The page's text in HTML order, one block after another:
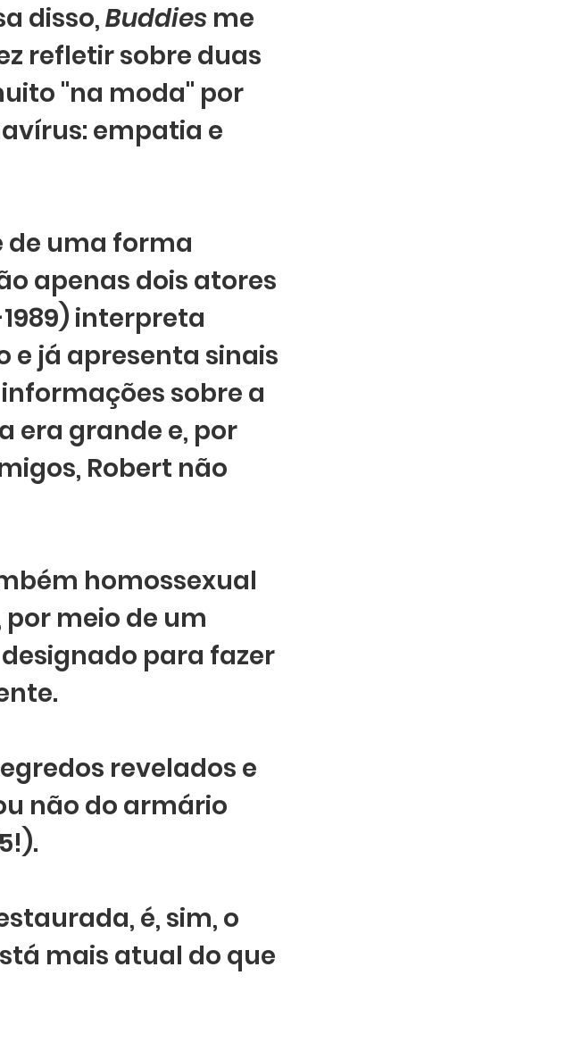
disso, Buddies me
refletir sobre duas
"na moda" por
empatia e
de uma forma
apenas dois atores
interpreta
e já apresenta sinais
sobre a
era grande e, por
Robert não
homossexual
meio de um
para fazer
revelados e
não do armário
é, sim, o
mais atual do que